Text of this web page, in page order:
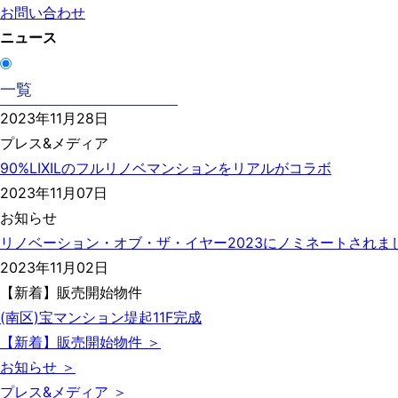
お問い合わせ
ニュース
一覧
2023年11月28日
プレス&メディア
90%LIXILのフルリノベマンションをリアルがコラボ
2023年11月07日
お知らせ
リノベーション・オブ・ザ・イヤー2023にノミネートされま
2023年11月02日
【新着】販売開始物件
(南区)宝マンション堤起11F完成
【新着】販売開始物件 ＞
お知らせ ＞
プレス&メディア ＞